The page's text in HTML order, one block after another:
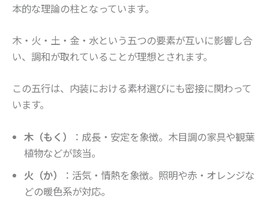
本的な理論の柱となっています。
木・火・土・金・水という五つの要素が互いに影響し合
い、調和が取れていることが理想とされます。
この五行は、内装における素材選びにも密接に関わって
います。
木（もく）
：成長・安定を象徴。木目調の家具や観葉
植物などが該当。
火（か）
：活気・情熱を象徴。照明や赤・オレンジな
どの暖色系が対応。